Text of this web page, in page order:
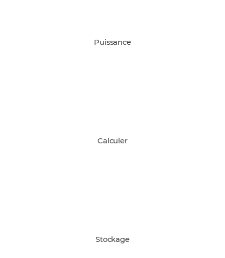
Puissance
Calculer
Stockage